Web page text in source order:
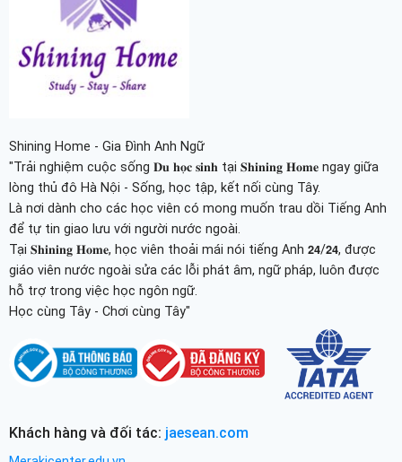
Shining Home - Gia Đình Anh Ngữ
"Trải nghiệm cuộc sống 𝐃𝐮 𝐡𝐨̣𝐜 𝐬𝐢𝐧𝐡 tại 𝐒𝐡𝐢𝐧𝐢𝐧𝐠 𝐇𝐨𝐦𝐞 ngay giữa
lòng thủ đô Hà Nội - Sống, học tập, kết nối cùng Tây.
Là nơi dành cho các học viên có mong muốn trau dồi Tiếng Anh
để tự tin giao lưu với người nước ngoài.
Tại 𝐒𝐡𝐢𝐧𝐢𝐧𝐠 𝐇𝐨𝐦𝐞, học viên thoải mái nói tiếng Anh 𝟮𝟰/𝟮𝟰, được
giáo viên nước ngoài sửa các lỗi phát âm, ngữ pháp, luôn được
hỗ trợ trong việc học ngôn ngữ.
Học cùng Tây - Chơi cùng Tây"
Khách hàng và đối tác: jaesean.com